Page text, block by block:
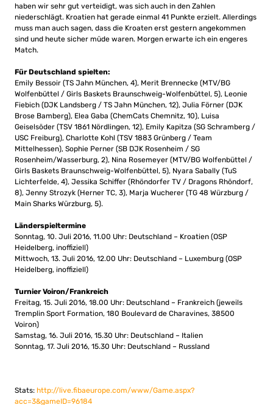
haben wir sehr gut verteidigt, was sich auch in den Zahlen
niederschlägt. Kroatien hat gerade einmal 41 Punkte erzielt. Allerdings
muss man auch sagen, dass die Kroaten erst gestern angekommen
sind und heute sicher müde waren. Morgen erwarte ich ein engeres
Match.
Für Deutschland spielten:
Emily Bessoir (TS Jahn München, 4), Merit Brennecke (MTV/BG
Wolfenbüttel / Girls Baskets Braunschweig-Wolfenbüttel, 5), Leonie
Fiebich (DJK Landsberg / TS Jahn München, 12), Julia Förner (DJK
Brose Bamberg), Elea Gaba (ChemCats Chemnitz, 10), Luisa
Geiselsöder (TSV 1861 Nördlingen, 12), Emily Kapitza (SG Schramberg /
USC Freiburg), Charlotte Kohl (TSV 1883 Grünberg / Team
Mittelhessen), Sophie Perner (SB DJK Rosenheim / SG
Rosenheim/Wasserburg, 2), Nina Rosemeyer (MTV/BG Wolfenbüttel /
Girls Baskets Braunschweig-Wolfenbüttel, 5), Nyara Sabally (TuS
Lichterfelde, 4), Jessika Schiffer (Rhöndorfer TV / Dragons Rhöndorf,
8), Jenny Strozyk (Herner TC, 3), Marja Wucherer (TG 48 Würzburg /
Main Sharks Würzburg, 5).
Länderspieltermine
Sonntag, 10. Juli 2016, 11.00 Uhr: Deutschland – Kroatien (OSP
Heidelberg, inoffiziell)
Mittwoch, 13. Juli 2016, 12.00 Uhr: Deutschland – Luxemburg (OSP
Heidelberg, inoffiziell)
Turnier Voiron/Frankreich
Freitag, 15. Juli 2016, 18.00 Uhr: Deutschland – Frankreich (jeweils
Tremplin Sport Formation, 180 Boulevard de Charavines, 38500
Voiron)
Samstag, 16. Juli 2016, 15.30 Uhr: Deutschland – Italien
Sonntag, 17. Juli 2016, 15.30 Uhr: Deutschland – Russland
Stats: http://live.fibaeurope.com/www/Game.aspx?
acc=3&gameID=96184